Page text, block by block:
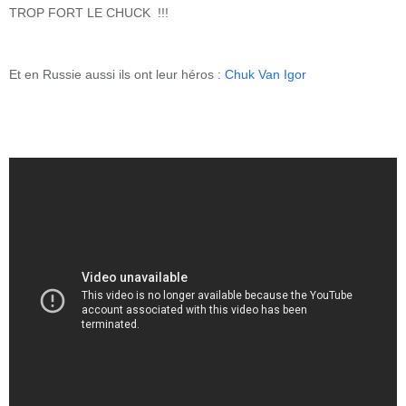
TROP FORT LE CHUCK !!!
Et en Russie aussi ils ont leur héros : Chuk Van Igor